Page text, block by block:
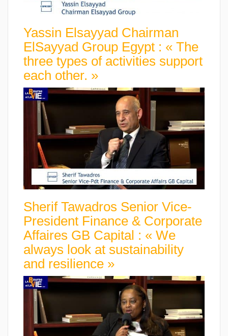
Yassin Elsayyad Chairman
ElSayyad Group Egypt : « The
three types of activities support
each other. »
Sherif Tawadros Senior Vice-
President Finance & Corporate
Affaires GB Capital : « We
always look at sustainability
and resilience »